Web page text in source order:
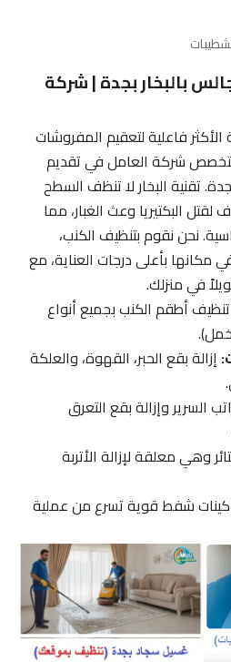
بالبخار بجدة | شركة
فاعلية لتعقيم المفروشات
شركة العامل في تقديم
البخار لا تنظف السطح
البكتيريا وعث الغبار، مما
نحن نقوم بتنظيف الكنب،
بأعلى درجات العناية، مع
في منزلك.
أطقم الكنب بجميع أنواع
بقع الحبر، القهوة، والعلكة
وإزالة بقع التعرق
معلقة لإزالة الأتربة
شفط قوية تسرع من عملية